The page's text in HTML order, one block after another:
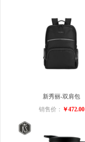
新秀丽-双肩包
销售价： ￥472.00